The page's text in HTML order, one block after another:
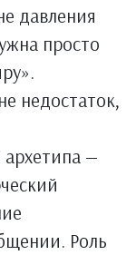
давления
просто
недостаток,
архетипа —
Роль